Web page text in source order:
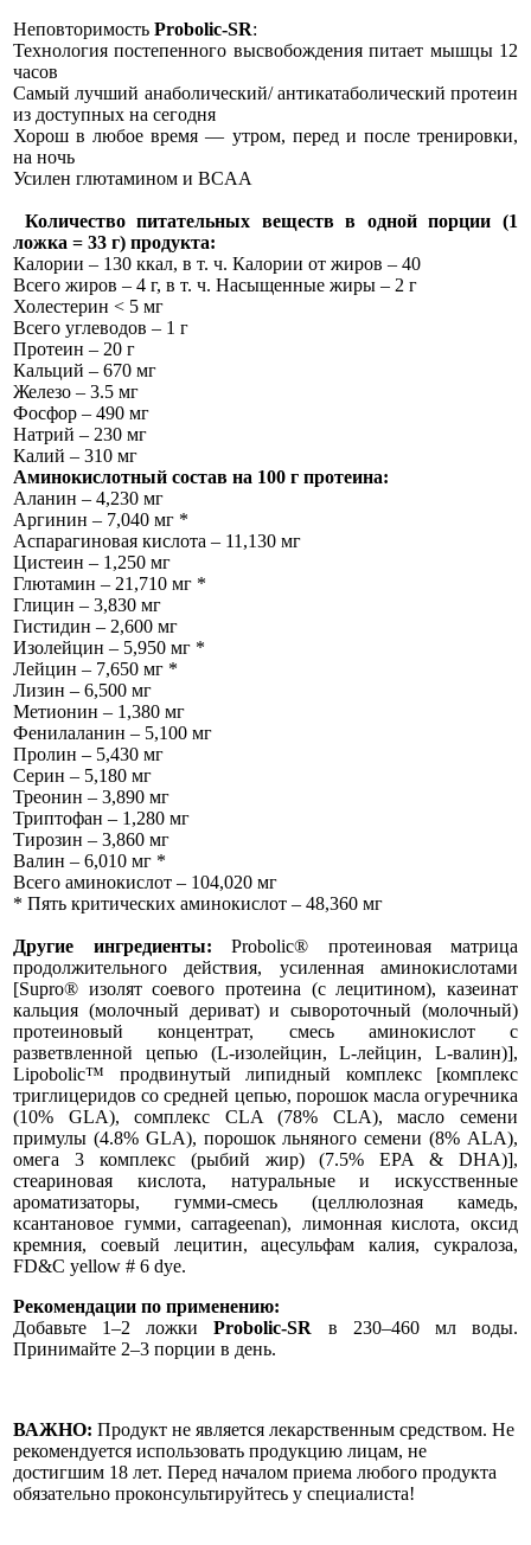
Неповторимость Probolic-SR:
Технология постепенного высвобождения питает мышцы 12
часов
Самый лучший анаболический/ антикатаболический протеин
из доступных на сегодня
Хорош в любое время — утром, перед и после тренировки,
на ночь
Усилен глютамином и BCAA
Количество питательных веществ в одной порции (1
ложка = 33 г) продукта:
Калории – 130 ккал, в т. ч. Калории от жиров – 40
Всего жиров – 4 г, в т. ч. Насыщенные жиры – 2 г
Холестерин < 5 мг
Всего углеводов – 1 г
Протеин – 20 г
Кальций – 670 мг
Железо – 3.5 мг
Фосфор – 490 мг
Натрий – 230 мг
Калий – 310 мг
Аминокислотный состав на 100 г протеина:
Аланин – 4,230 мг
Аргинин – 7,040 мг *
Аспарагиновая кислота – 11,130 мг
Цистеин – 1,250 мг
Глютамин – 21,710 мг *
Глицин – 3,830 мг
Гистидин – 2,600 мг
Изолейцин – 5,950 мг *
Лейцин – 7,650 мг *
Лизин – 6,500 мг
Метионин – 1,380 мг
Фенилаланин – 5,100 мг
Пролин – 5,430 мг
Серин – 5,180 мг
Треонин – 3,890 мг
Триптофан – 1,280 мг
Тирозин – 3,860 мг
Валин – 6,010 мг *
Всего аминокислот – 104,020 мг
* Пять критических аминокислот – 48,360 мг
Другие ингредиенты: Probolic® протеиновая матрица
продолжительного действия, усиленная аминокислотами
[Supro® изолят соевого протеина (с лецитином), казеинат
кальция (молочный дериват) и сывороточный (молочный)
протеиновый концентрат, смесь аминокислот с
разветвленной цепью (L-изолейцин, L-лейцин, L-валин)],
Lipobolic™ продвинутый липидный комплекс [комплекс
триглицеридов со средней цепью, порошок масла огуречника
(10% GLA), сомплекс CLA (78% CLA), масло семени
примулы (4.8% GLA), порошок льняного семени (8% ALA),
омега 3 комплекс (рыбий жир) (7.5% EPA & DHA)],
стеариновая кислота, натуральные и искусственные
ароматизаторы, гумми-смесь (целлюлозная камедь,
ксантановое гумми, carrageenan), лимонная кислота, оксид
кремния, соевый лецитин, ацесульфам калия, сукралоза,
FD&C yellow # 6 dye.
Рекомендации по применению:
Добавьте 1–2 ложки Probolic-SR в 230–460 мл воды.
Принимайте 2–3 порции в день.
ВАЖНО: Продукт не является лекарственным средством. Не
рекомендуется использовать продукцию лицам, не
достигшим 18 лет. Перед началом приема любого продукта
обязательно проконсультируйтесь у специалиста!